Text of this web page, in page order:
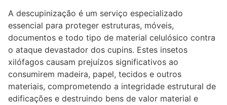
A descupinização é um serviço especializado
essencial para proteger estruturas, móveis,
documentos e todo tipo de material celulósico contra
o ataque devastador dos cupins. Estes insetos
xilófagos causam prejuízos significativos ao
consumirem madeira, papel, tecidos e outros
materiais, comprometendo a integridade estrutural de
edificações e destruindo bens de valor material e